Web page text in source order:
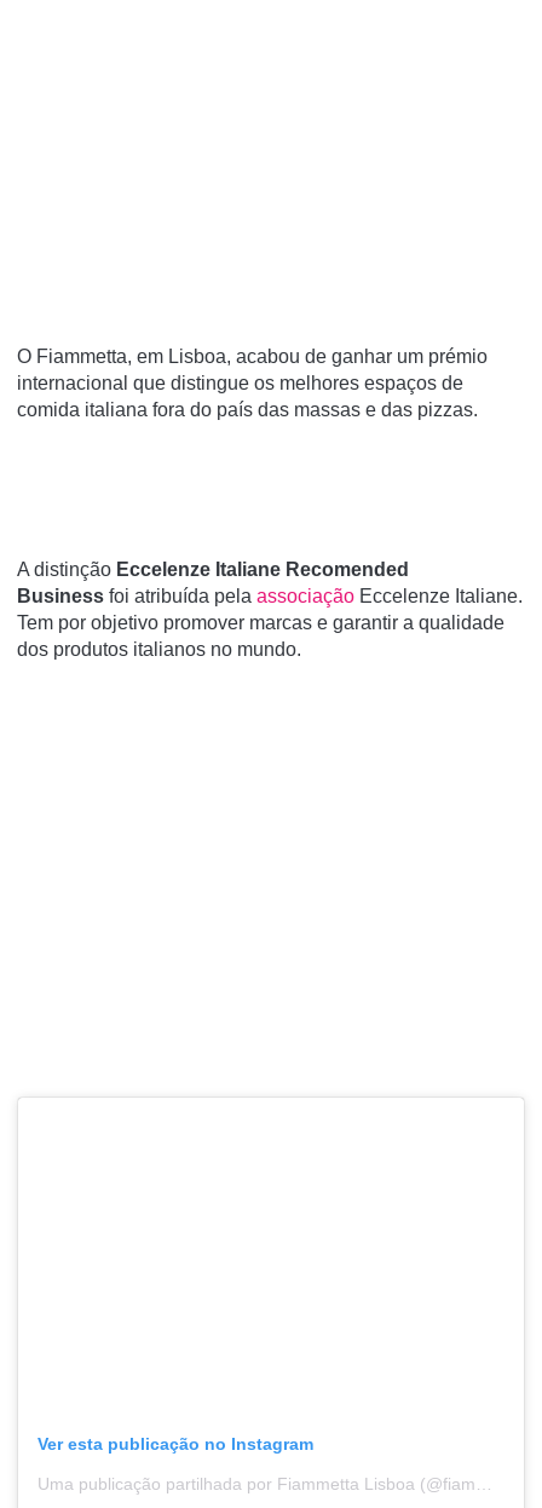
O Fiammetta, em Lisboa, acabou de ganhar um prémio
internacional que distingue os melhores espaços de
comida italiana fora do país das massas e das pizzas.
A distinção Eccelenze Italiane Recomended
Business foi atribuída pela associação Eccelenze Italiane.
Tem por objetivo promover marcas e garantir a qualidade
dos produtos italianos no mundo.
Ver esta publicação no Instagram